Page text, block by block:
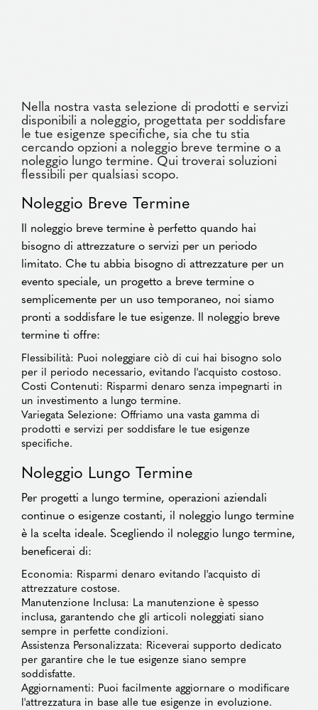
Nella nostra vasta selezione di prodotti e servizi
disponibili a noleggio, progettata per soddisfare
le tue esigenze specifiche, sia che tu stia
cercando opzioni a noleggio breve termine o a
noleggio lungo termine. Qui troverai soluzioni
flessibili per qualsiasi scopo.
Noleggio Breve Termine
Il noleggio breve termine è perfetto quando hai
bisogno di attrezzature o servizi per un periodo
limitato. Che tu abbia bisogno di attrezzature per un
evento speciale, un progetto a breve termine o
semplicemente per un uso temporaneo, noi siamo
pronti a soddisfare le tue esigenze. Il noleggio breve
termine ti offre:
Flessibilità: Puoi noleggiare ciò di cui hai bisogno solo
per il periodo necessario, evitando l'acquisto costoso.
Costi Contenuti: Risparmi denaro senza impegnarti in
un investimento a lungo termine.
Variegata Selezione: Offriamo una vasta gamma di
prodotti e servizi per soddisfare le tue esigenze
specifiche.
Noleggio Lungo Termine
Per progetti a lungo termine, operazioni aziendali
continue o esigenze costanti, il noleggio lungo termine
è la scelta ideale. Scegliendo il noleggio lungo termine,
beneficerai di:
Economia: Risparmi denaro evitando l'acquisto di
attrezzature costose.
Manutenzione Inclusa: La manutenzione è spesso
inclusa, garantendo che gli articoli noleggiati siano
sempre in perfette condizioni.
Assistenza Personalizzata: Riceverai supporto dedicato
per garantire che le tue esigenze siano sempre
soddisfatte.
Aggiornamenti: Puoi facilmente aggiornare o modificare
l'attrezzatura in base alle tue esigenze in evoluzione.